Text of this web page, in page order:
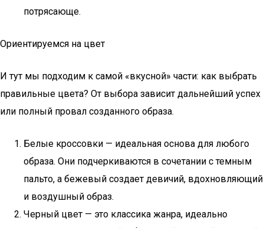
потрясающе.
Ориентируемся на цвет
И тут мы подходим к самой «вкусной» части: как выбрать
правильные цвета? От выбора зависит дальнейший успех
или полный провал созданного образа.
Белые кроссовки — идеальная основа для любого
образа. Они подчеркиваются в сочетании с темным
пальто, а бежевый создает девичий, вдохновляющий
и воздушный образ.
Черный цвет — это классика жанра, идеально